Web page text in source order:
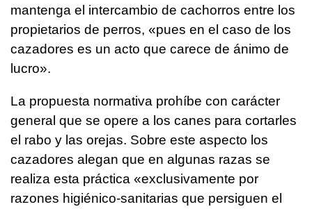
mantenga el intercambio de cachorros entre los
propietarios de perros, «pues en el caso de los
cazadores es un acto que carece de ánimo de
lucro».
La propuesta normativa prohíbe con carácter
general que se opere a los canes para cortarles
el rabo y las orejas. Sobre este aspecto los
cazadores alegan que en algunas razas se
realiza esta práctica «exclusivamente por
razones higiénico-sanitarias que persiguen el